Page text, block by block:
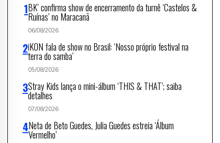
BK’ confirma show de encerramento da turnê ‘Castelos &
Ruínas’ no Maracanã
06/08/2026
iKON fala de show no Brasil: ‘Nosso próprio festival na
terra do samba’
05/08/2026
Stray Kids lança o mini-álbum ‘THIS & THAT’; saiba
detalhes
07/08/2026
Neta de Beto Guedes, Julia Guedes estreia ‘Álbum
Vermelho’